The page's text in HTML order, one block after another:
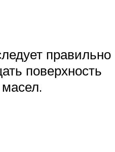
правильно
поверхность